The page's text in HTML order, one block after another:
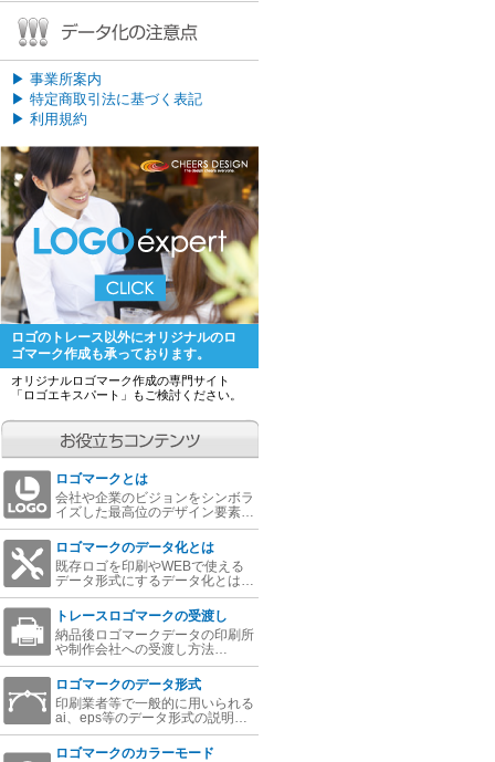
▶ 事業所案内
▶ 特定商取引法に基づく表記
▶ 利用規約
ロゴのトレース以外にオリジナルのロ
ゴマーク作成も承っております。
オリジナルロゴマーク作成の専門サイト
「ロゴエキスパート」もご検討ください。
ロゴマークとは
会社や企業のビジョンをシンボラ
イズした最高位のデザイン要素…
ロゴマークのデータ化とは
既存ロゴを印刷やWEBで使える
データ形式にするデータ化とは…
トレースロゴマークの受渡し
納品後ロゴマークデータの印刷所
や制作会社への受渡し方法…
ロゴマークのデータ形式
印刷業者等で一般的に用いられる
ai、eps等のデータ形式の説明…
ロゴマークのカラーモード